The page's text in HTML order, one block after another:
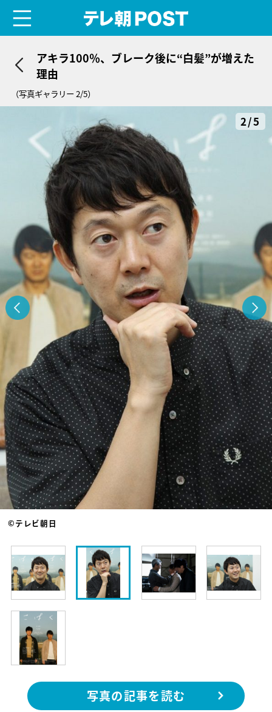
アキラ100％、ブレーク後に“白髪”が増えた
理由
（写真ギャラリー 2/5）
2/5
©テレビ朝日
写真の記事を読む